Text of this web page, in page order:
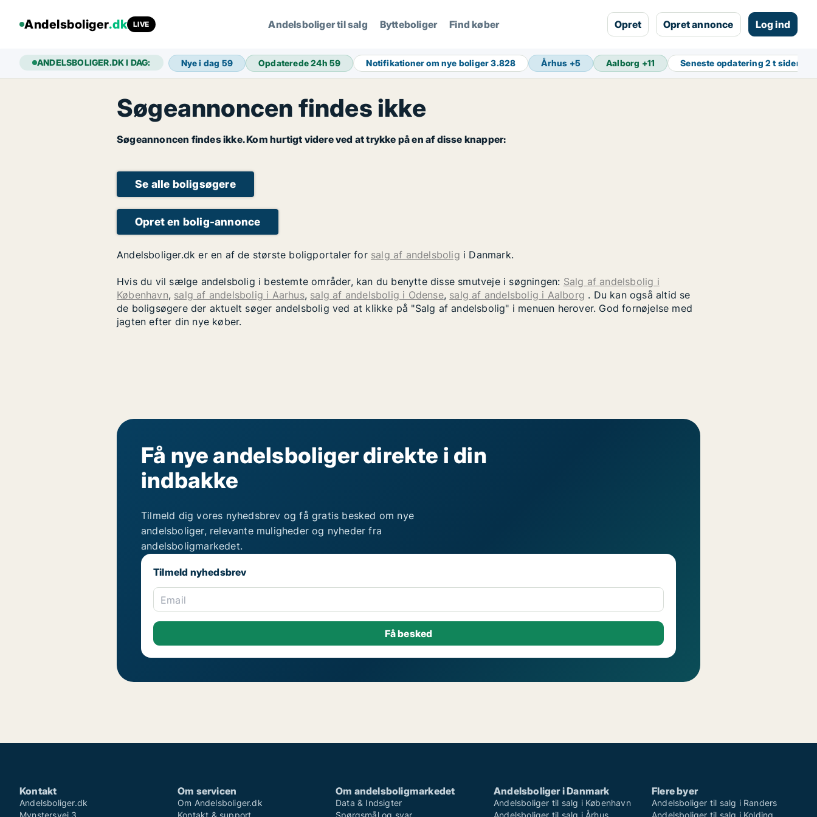
Andelsboliger.dk LIVE Andelsboliger til salg Bytteboliger Find køber Opret Opret annonce Log ind
ANDELSBOLIGER.DK I DAG: Nye i dag 59 Opdaterede 24h59 Notifikationer om nye boliger3.828 Århus +5 Aalborg +11 Seneste opdatering2 t siden
Søgeannoncen findes ikke
Søgeannoncen findes ikke. Kom hurtigt videre ved at trykke på en af disse knapper:
Se alle boligsøgere
Opret en bolig-annonce
Andelsboliger.dk er en af de største boligportaler for salg af andelsbolig i Danmark.
Hvis du vil sælge andelsbolig i bestemte områder, kan du benytte disse smutveje i søgningen: Salg af andelsbolig i
København, salg af andelsbolig i Aarhus, salg af andelsbolig i Odense, salg af andelsbolig i Aalborg . Du kan også altid se
de boligsøgere der aktuelt søger andelsbolig ved at klikke på "Salg af andelsbolig" i menuen herover. God fornøjelse med
jagten efter din nye køber.
Få nye andelsboliger direkte i din
indbakke
Tilmeld dig vores nyhedsbrev og få gratis besked om nye
andelsboliger, relevante muligheder og nyheder fra
andelsboligmarkedet.
Tilmeld nyhedsbrev
Email
Kontakt
Andelsboliger.dk
Mynstersvej 3
Om servicen
Om Andelsboliger.dk
Kontakt & support
Om andelsboligmarkedet
Data & Indsigter
Spørgsmål og svar
Andelsboliger i Danmark
Andelsboliger til salg i København
Andelsboliger til salg i Århus
Flere byer
Andelsboliger til salg i Randers
Andelsboliger til salg i Kolding